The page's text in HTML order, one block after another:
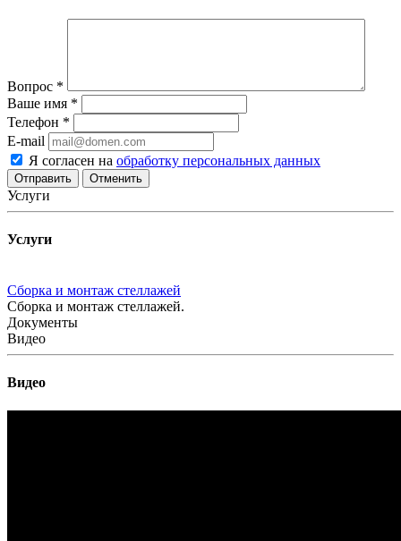
Вопрос *
Ваше имя *
Телефон *
E-mail
Я согласен на обработку персональных данных
Отменить
Услуги
Услуги
Сборка и монтаж стеллажей
Сборка и монтаж стеллажей.
Документы
Видео
Видео